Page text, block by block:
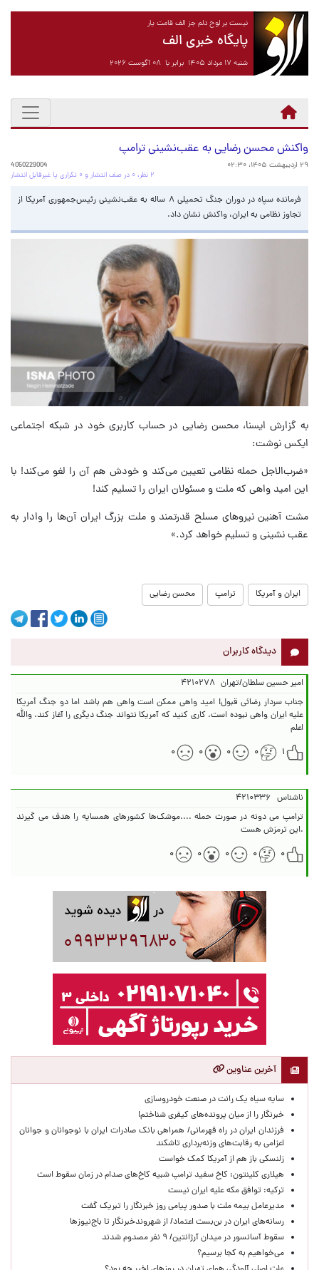
نیست بر لوح دلم جز الف قامت یار
پایگاه خبری الف
شنبه ۱۷ مرداد ۱۴۰۵ برابر با ۰۸ آگوست ۲۰۲۶
واکنش محسن رضایی به عقب‌نشینی ترامپ
۲۹ اردیبهشت ۱۴۰۵، ۰۲:۳۰
4050229004
۲ نظر، ۰ در صف انتشار و ۰ تکراری یا غیرقابل انتشار
فرمانده سپاه در دوران جنگ تحمیلی ۸ ساله به عقب‌نشینی رئیس‌جمهوری آمریکا از
تجاوز نظامی به ایران، واکنش نشان داد.
به گزارش ایسنا، محسن رضایی در حساب کاربری خود در شبکه اجتماعی
ایکس نوشت:
«‏ضرب‌الاجل حمله نظامی تعیین می‌کند و خودش هم آن را لغو می‌کند! با
این امید واهی که ملت و مسئولان ایران را تسلیم کند!
مشت آهنین نیروهای مسلح قدرتمند و ملت بزرگ ایران آن‌ها را وادار به
عقب نشینی و تسلیم خواهد کرد.»
ایران و آمریکا ترامپ محسن رضایی
دیدگاه کاربران
امیر حسین سلطان/تهران ۴۲۱۰۲۷۸
جناب سردار رضائی قبول! امید واهی ممکن است واهی هم باشد اما دو جنگ أمریکا
علیه ایران واهی نبوده است. کاری کنید که آمریکا نتواند جنگ دیگری را آغاز کند. والله
اعلم
۱
۰ ۰ ۰ ۰
ناشناس ۴۲۱۰۳۳۶
ترامپ می دونه در صورت حمله ....موشک‌ها کشورهای همسایه را هدف می گیرند
.این ترمزش هست
۰
۰ ۰ ۰ ۰
آخرین عناوین
سایه سیاه یک رانت در صنعت خودروسازی
خبرنگار را از میان پرونده‌های کیفری شناختم!
​فرزندان ایران در راه قهرمانی/ همراهی بانک صادرات ایران با نوجوانان و جوانان
اعزامی به رقابت‌های وزنه‌برداری تاشکند
زلنسکی باز هم از آمریکا کمک خواست
هیلاری کلینتون: کاخ سفید ترامپ شبیه کاخ‌های صدام در زمان سقوط است
ترکیه: توافق مکه علیه ایران نیست
مدیرعامل بیمه ملت با صدور پیامی روز خبرنگار را تبریک گفت
رسانه‌های ایران در بن‌بست اعتماد/ از شهروندخبرنگار تا باج‌نیوزها
سقوط آسانسور در میدان آرژانتین/ ۹ نفر مصدوم شدند
می‌خواهیم به کجا برسیم؟